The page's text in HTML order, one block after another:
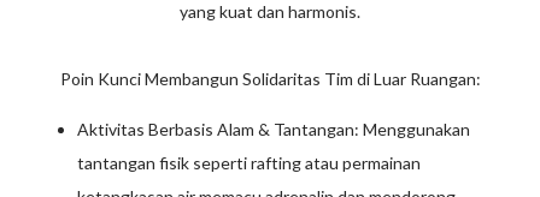
yang kuat dan harmonis.
Poin Kunci Membangun Solidaritas Tim di Luar Ruangan:
Aktivitas Berbasis Alam & Tantangan: Menggunakan
tantangan fisik seperti rafting atau permainan